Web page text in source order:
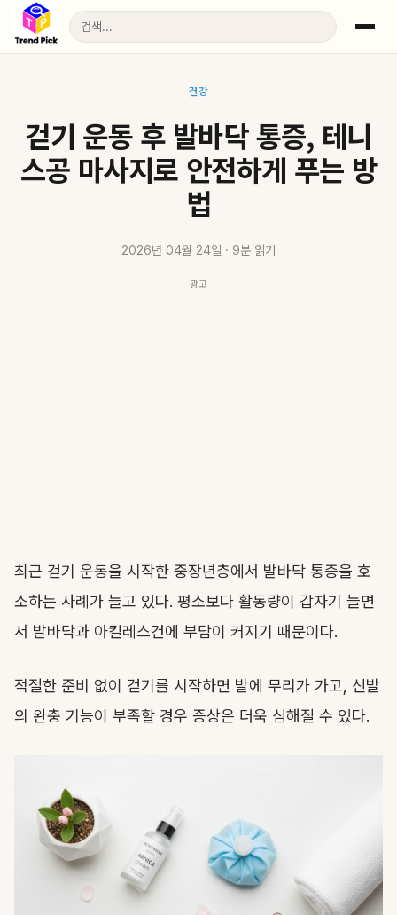
건강
걷기 운동 후 발바닥 통증, 테니
스공 마사지로 안전하게 푸는 방
법
2026년 04월 24일 · 9분 읽기
광고
최근 걷기 운동을 시작한 중장년층에서 발바닥 통증을 호
소하는 사례가 늘고 있다. 평소보다 활동량이 갑자기 늘면
서 발바닥과 아킬레스건에 부담이 커지기 때문이다.
적절한 준비 없이 걷기를 시작하면 발에 무리가 가고, 신발
의 완충 기능이 부족할 경우 증상은 더욱 심해질 수 있다.